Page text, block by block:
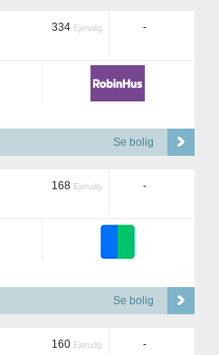
334 Ejerudg. -
Se bolig
168 Ejerudg. -
Se bolig
160 Ejerudg. -